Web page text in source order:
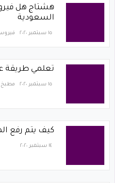
هشتاج هل
السعودية
١٥ سبتمبر ٢٠٢٠ فيروس
تعلمي طريقة
١٥ سبتمبر ٢٠٢٠ مطبخ
كيف يتم رفع
١٤ سبتمبر ٢٠٢٠